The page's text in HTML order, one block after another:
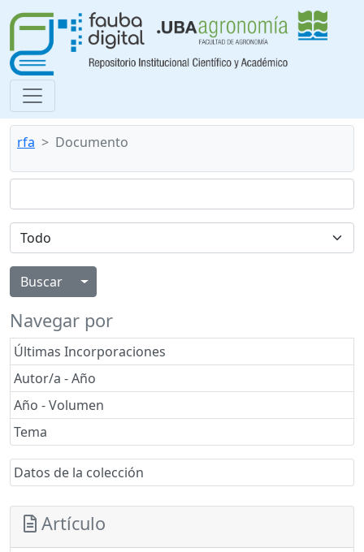
rfa Documento
Alternar menú desplegable
Navegar por
Últimas Incorporaciones
Autor/a - Año
Año - Volumen
Tema
Datos de la colección
Artículo